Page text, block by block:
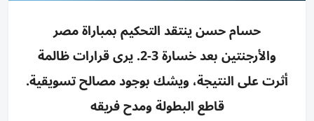
حسام حسن ينتقد التحكيم بمباراة مصر
والأرجنتين بعد خسارة 3-2. يرى قرارات ظالمة
أثرت على النتيجة، ويشك بوجود مصالح تسويقية.
قاطع البطولة ومدح فريقه